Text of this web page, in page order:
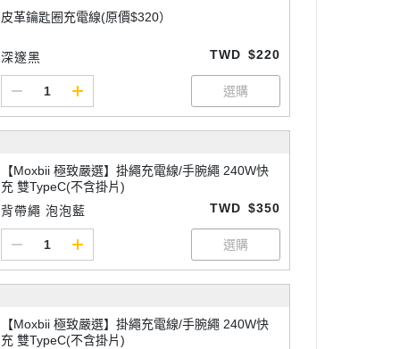
皮革鑰匙圈充電線(原價$320）
深邃黑 TWD $220
【Moxbii 極致嚴選】掛繩充電線/手腕繩 240W快
充 雙TypeC(不含掛片)
背帶繩 泡泡藍
TWD $350
【Moxbii 極致嚴選】掛繩充電線/手腕繩 240W快
充 雙TypeC(不含掛片)